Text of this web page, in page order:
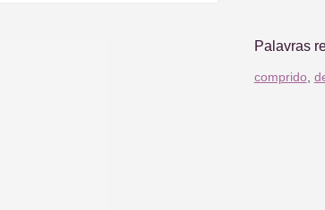
Palavras
comprido,